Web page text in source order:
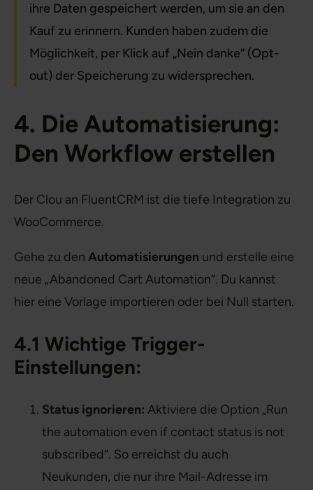
ihre Daten gespeichert werden, um sie an den
Kauf zu erinnern. Kunden haben zudem die
Möglichkeit, per Klick auf „Nein danke“ (Opt-
out) der Speicherung zu widersprechen.
4. Die Automatisierung:
Den Workflow erstellen
Der Clou an FluentCRM ist die tiefe Integration zu
WooCommerce.
Gehe zu den Automatisierungen und erstelle eine
neue „Abandoned Cart Automation“. Du kannst
hier eine Vorlage importieren oder bei Null starten.
4.1 Wichtige Trigger-
Einstellungen:
Status ignorieren: Aktiviere die Option „Run
the automation even if contact status is not
subscribed“. So erreichst du auch
Neukunden, die nur ihre Mail-Adresse im